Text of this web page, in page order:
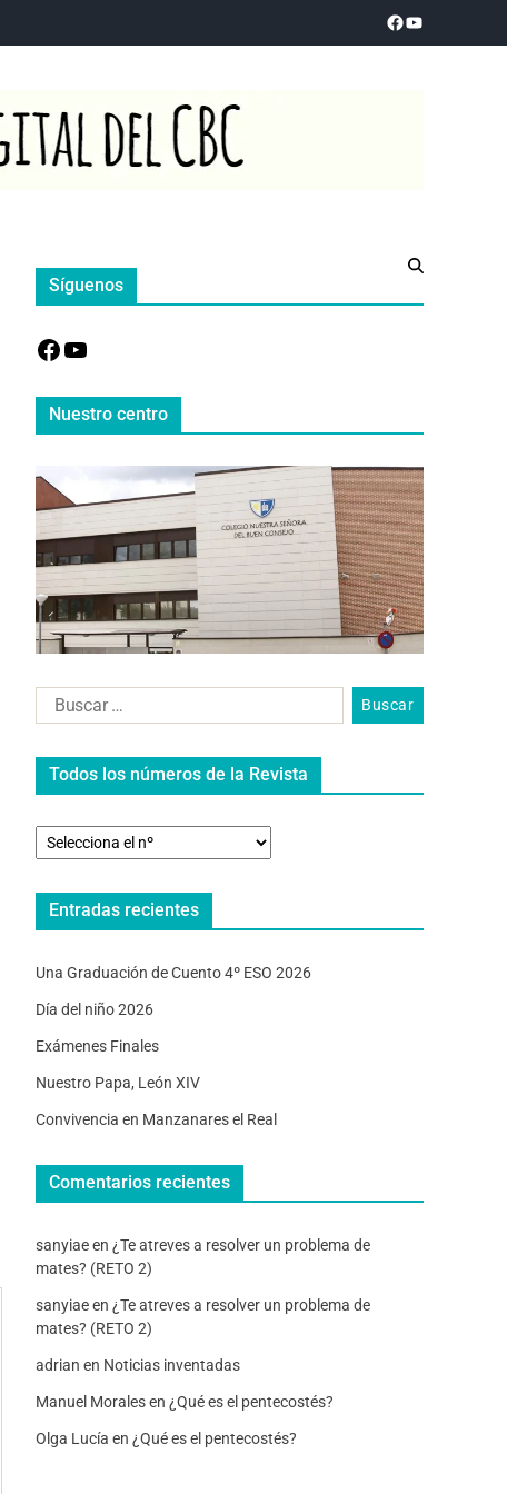
Síguenos
Nuestro centro
Todos los números de la Revista
Entradas recientes
Una Graduación de Cuento 4º ESO 2026
Día del niño 2026
Exámenes Finales
Nuestro Papa, León XIV
Convivencia en Manzanares el Real
Comentarios recientes
sanyiaeen ¿Te atreves a resolver un problema de
mates? (RETO 2)
sanyiaeen ¿Te atreves a resolver un problema de
mates? (RETO 2)
adrian en Noticias inventadas
Manuel Moralesen ¿Qué es el pentecostés?
Olga Lucía en ¿Qué es el pentecostés?